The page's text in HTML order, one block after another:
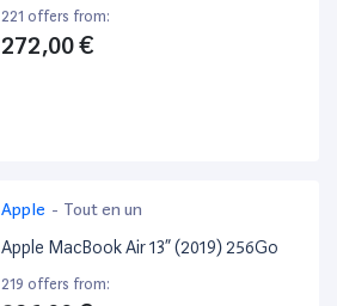
221 offers from:
272,00 €
Apple - Tout en un
Apple MacBook Air 13” (2019) 256Go
219 offers from: